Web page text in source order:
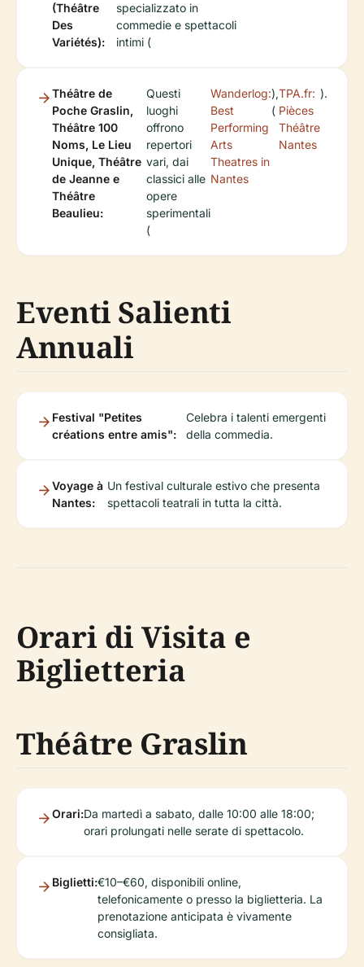
(Théâtre
Des
Variétés):
specializzato in
commedie e spettacoli
intimi (
Théâtre de
Poche Graslin,
Théâtre 100
Noms, Le Lieu
Unique, Théâtre
de Jeanne e
Théâtre
Beaulieu:
Questi
luoghi
offrono
repertori
vari, dai
classici alle
opere
sperimentali
(
Wanderlog:
Best
Performing
Arts
Theatres in
Nantes
),
(
TPA.fr:
Pièces
Théâtre
Nantes
).
Eventi Salienti
Annuali
Festival "Petites
créations entre amis":
Celebra i talenti emergenti
della commedia.
Voyage à
Nantes:
Un festival culturale estivo che presenta
spettacoli teatrali in tutta la città.
Orari di Visita e
Biglietteria
Théâtre Graslin
Orari:Da martedì a sabato, dalle 10:00 alle 18:00;
orari prolungati nelle serate di spettacolo.
Biglietti:€10–€60, disponibili online,
telefonicamente o presso la biglietteria. La
prenotazione anticipata è vivamente
consigliata.